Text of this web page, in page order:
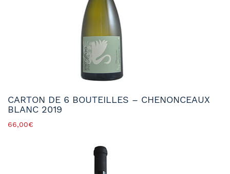
CARTON DE 6 BOUTEILLES – CHENONCEAUX
BLANC 2019
66,00€